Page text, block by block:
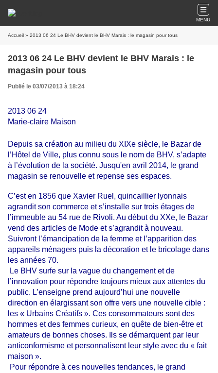
MENU
Accueil » 2013 06 24 Le BHV devient le BHV Marais : le magasin pour tous
2013 06 24 Le BHV devient le BHV Marais : le
magasin pour tous
Publié le 03/07/2013 à 18:24
2013 06 24
Marie-claire Maison
Depuis sa création au milieu du XIXe siècle, le Bazar de
l’Hôtel de Ville, plus connu sous le nom de BHV, s’adapte
à l’évolution de la société. Jusqu'en avril 2014, le grand
magasin se renouvelle et repense ses espaces.
C’est en 1856 que Xavier Ruel, quincaillier lyonnais
agrandit son commerce et s’installe sur trois étages de
l’immeuble au 54 rue de Rivoli. Au début du XXe, le Bazar
vend des articles de Mode et s’agrandit à nouveau.
Suivront l’émancipation de la femme et l’apparition des
appareils ménagers puis la décoration et le bricolage dans
les années 70.
Le BHV surfe sur la vague du changement et de
l’innovation pour répondre toujours mieux aux attentes du
public. L’enseigne prend aujourd’hui une nouvelle
direction en élargissant son offre vers une nouvelle cible :
les « Urbains Créatifs ». Ces consommateurs sont des
hommes et des femmes curieux, en quête de bien-être et
amateurs de bonnes choses. Ils se démarquent par leur
anticonformisme et personnalisent leur style avec du « fait
maison ».
Pour répondre à ces nouvelles tendances, le grand